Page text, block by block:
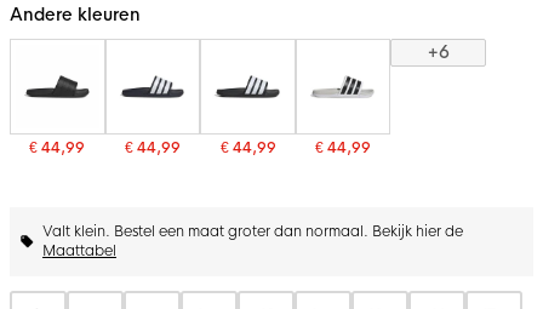
de
Andere kleuren
€ 44,99 € 44,99 € 44,99 € 44,99
+6
Valt klein. Bestel een maat groter dan normaal. Bekijk hier de
Maattabel